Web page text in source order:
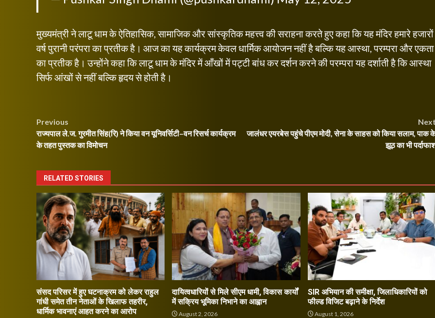
मुख्यमंत्री ने लाटू धाम के ऐतिहासिक, सामाजिक और सांस्कृतिक महत्त्व की सराहना करते हुए कहा कि यह मंदिर हमारे हजारों
वर्ष पुरानी परंपरा का प्रतीक है। आज का यह कार्यक्रम केवल धार्मिक आयोजन नहीं है बल्कि यह आस्था, परम्परा और एकता
का प्रतीक है। उन्होंने कहा कि लाटू धाम के मंदिर में आँखों में पट्टी बांध कर दर्शन करने की परम्परा यह दर्शाती है कि आस्था
सिर्फ आंखों से नहीं बल्कि हृदय से होती है।
Post
navigation
Previous
राज्यपाल ले.ज. गुरमीत सिंह(रि) ने किया वन यूनिवर्सिटी–वन रिसर्च कार्यक्रम
के तहत पुस्तक का विमोचन
जालंधर एयरबेस पहुंचे पीएम मोदी, सेना के साहस को किया सलाम, पाक
झूठ का भी
RELATED STORIES
संसद परिसर में हुए घटनाक्रम को लेकर राहुल
गांधी समेत तीन नेताओं के खिलाफ तहरीर,
धार्मिक भावनाएं आहत करने का आरोप
दायित्वधारियों से मिले सीएम धामी, विकास कार्यों
में सक्रिय भूमिका निभाने का आह्वान
August 2, 2026
SIR अभियान की समीक्षा, जिलाधिकारियों को
फील्ड विजिट बढ़ाने के निर्देश
August 1, 2026